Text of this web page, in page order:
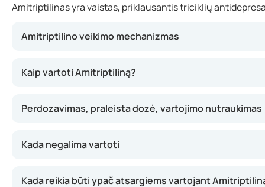
Amitriptilinas yra vaistas, priklausantis triciklių
Amitriptilino veikimo mechanizmas
Kaip vartoti Amitriptiliną?
Perdozavimas, praleista dozė, vartojimo nutraukimas
Kada negalima vartoti
Kada reikia būti ypač atsargiems vartojant